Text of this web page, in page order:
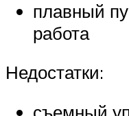
плавный
работа
Недостатки: